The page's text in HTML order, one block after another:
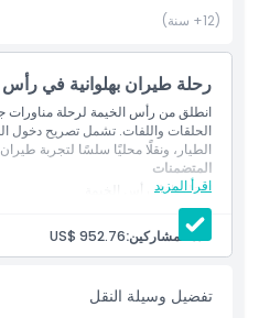
بتجربة تحدث مرة واحدة في العمر،
أبرز المعالم
المتضمنات
سياسة الأطفال والبالغين
ما يجب معرفته
(12+ سنة)
رحلة طيران بهلوانية في رأس
الحلقات واللفات. تشمل تصريح دخول
الطيار، ونقلًا محليًا سلسًا لتجربة
اقرأ المزيد
المتضمنات
النقل داخل رأس الخيمة
رحلة مناورات جوية مدتها 20 دقيقة
شهادة تذكارية للرحلة موقعة من الطيار
تصريح دخول مطار رأس الخيمة
عدد المشاركين:US$ 952.76
تفضيل وسيلة النقل